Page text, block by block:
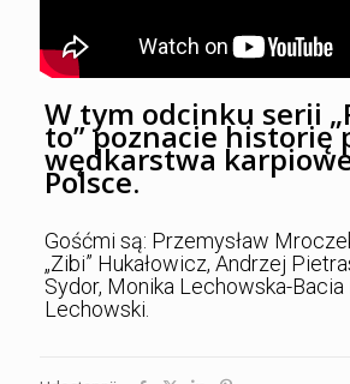
W tym odcinku serii
to” poznacie historię
wędkarstwa
Polsce.
Gośćmi są: Przemysław
„Zibi” Hukałowicz, Andrzej
Sydor, Monika Lechowska-Bacia
Lechowski.